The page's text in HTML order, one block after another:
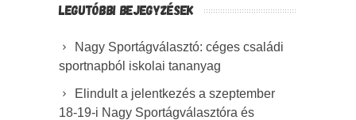
LEGUTÓBBI BEJEGYZÉSEK
Nagy Sportágválasztó: céges családi
sportnapból iskolai tananyag
Elindult a jelentkezés a szeptember
18-19-i Nagy Sportágválasztóra és